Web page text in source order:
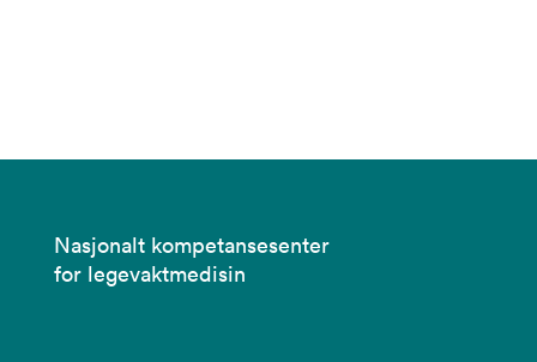
Nasjonalt kompetansesenter
for legevaktmedisin